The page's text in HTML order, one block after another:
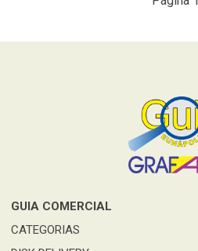
GUIA COMERCIAL
CATEGORIAS